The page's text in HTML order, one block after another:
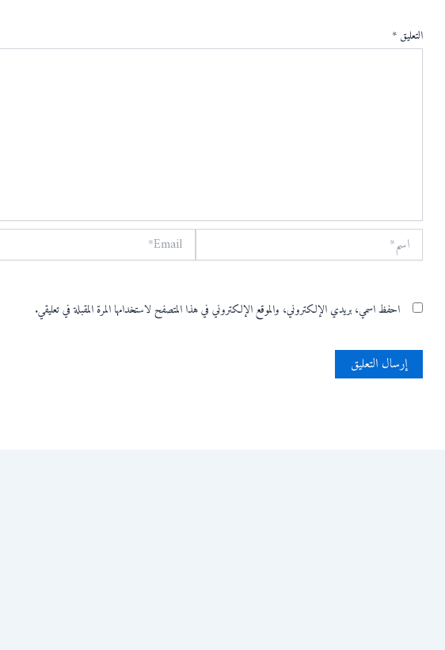
التعليق *
اسم* Email*
احفظ اسمي، بريدي الإلكتروني، والموقع الإلكتروني في هذا المتصفح لاستخدامها المرة المقبلة في تعليقي.